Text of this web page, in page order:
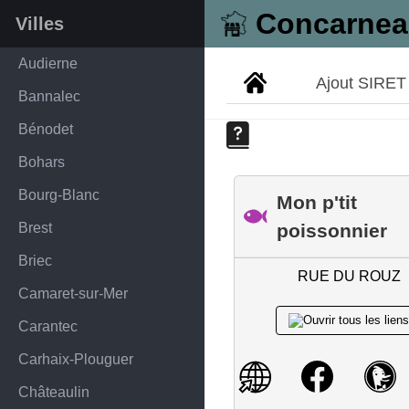
Villes
Audierne
Bannalec
Bénodet
Bohars
Bourg-Blanc
Brest
Briec
Camaret-sur-Mer
Carantec
Carhaix-Plouguer
Châteaulin
Ajout SIRET
Mon p'tit
poissonnier
RUE DU ROUZ